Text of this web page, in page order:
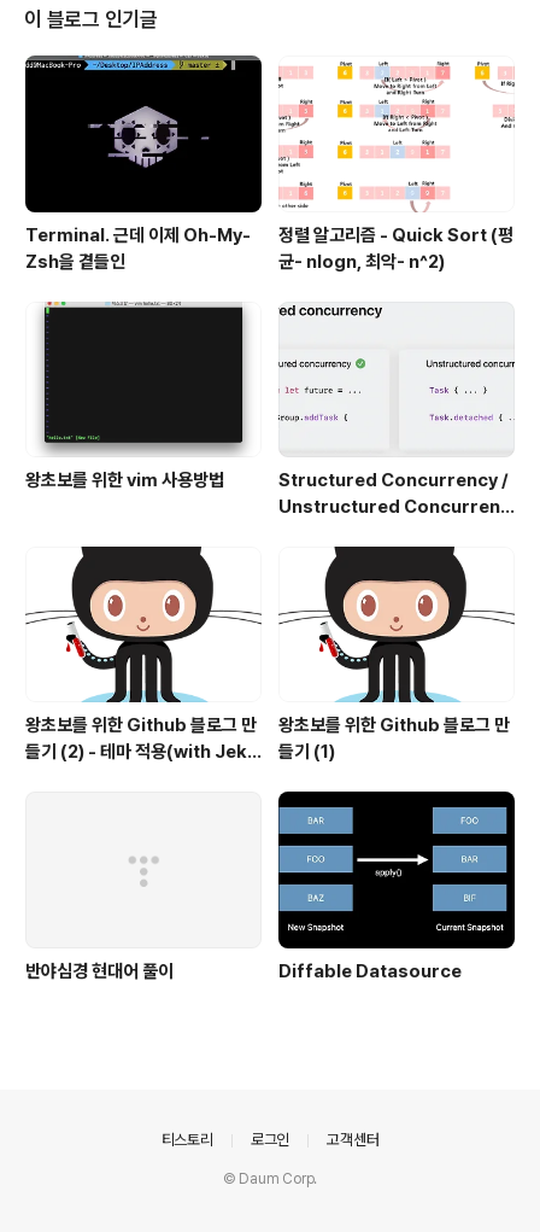
않도록 주의한다. ==> 유사한 개념은 유사한 표기법을 사용한다. 이것도 정보기
때문에, 일관성이 떨어지는 표기법은 그릇된 정보다. ● 의미있게 구분하..
이 블로그 인기글
Terminal. 근데 이제 Oh-My-
Zsh을 곁들인
정렬 알고리즘 - Quick Sort (평
균- nlogn, 최악- n^2)
왕초보를 위한 vim 사용방법
Structured Concurrency /
Unstructured Concurrenc
왕초보를 위한 Github 블로그 만
들기 (2) - 테마 적용(with Jekyl
왕초보를 위한 Github 블로그 만
들기 (1)
반야심경 현대어 풀이 Diffable Datasource
티스토리 로그인 고객센터
© Daum Corp.